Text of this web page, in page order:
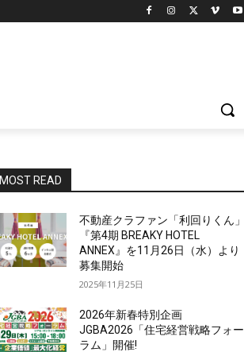
MOST READ
不動産クラファン「利回りくん」
『第4期 BREAKY HOTEL
ANNEX』を11月26日（水）より
募集開始
2025年11月25日
2026年新春特別企画
JGBA2026「住宅経営戦略フォー
ラム」開催!